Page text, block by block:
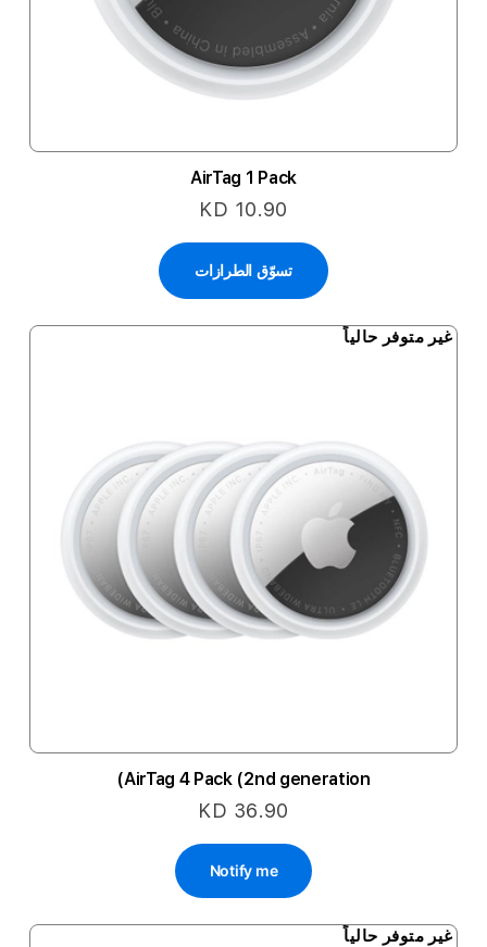
AirTag 1 Pack
KD 10.90
تسوّق الطرازات
غير متوفر حالياً
AirTag 4 Pack (2nd generation)
KD 36.90
Notify me
غير متوفر حالياً